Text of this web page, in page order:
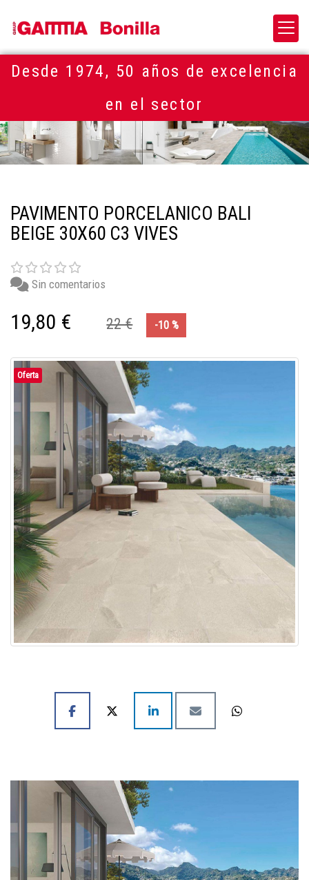
Desde 1974, 50 años de excelencia
en el sector
PAVIMENTO PORCELANICO BALI
BEIGE 30X60 C3 VIVES
Sin comentarios
19,80 € 22 € -10 %
Oferta